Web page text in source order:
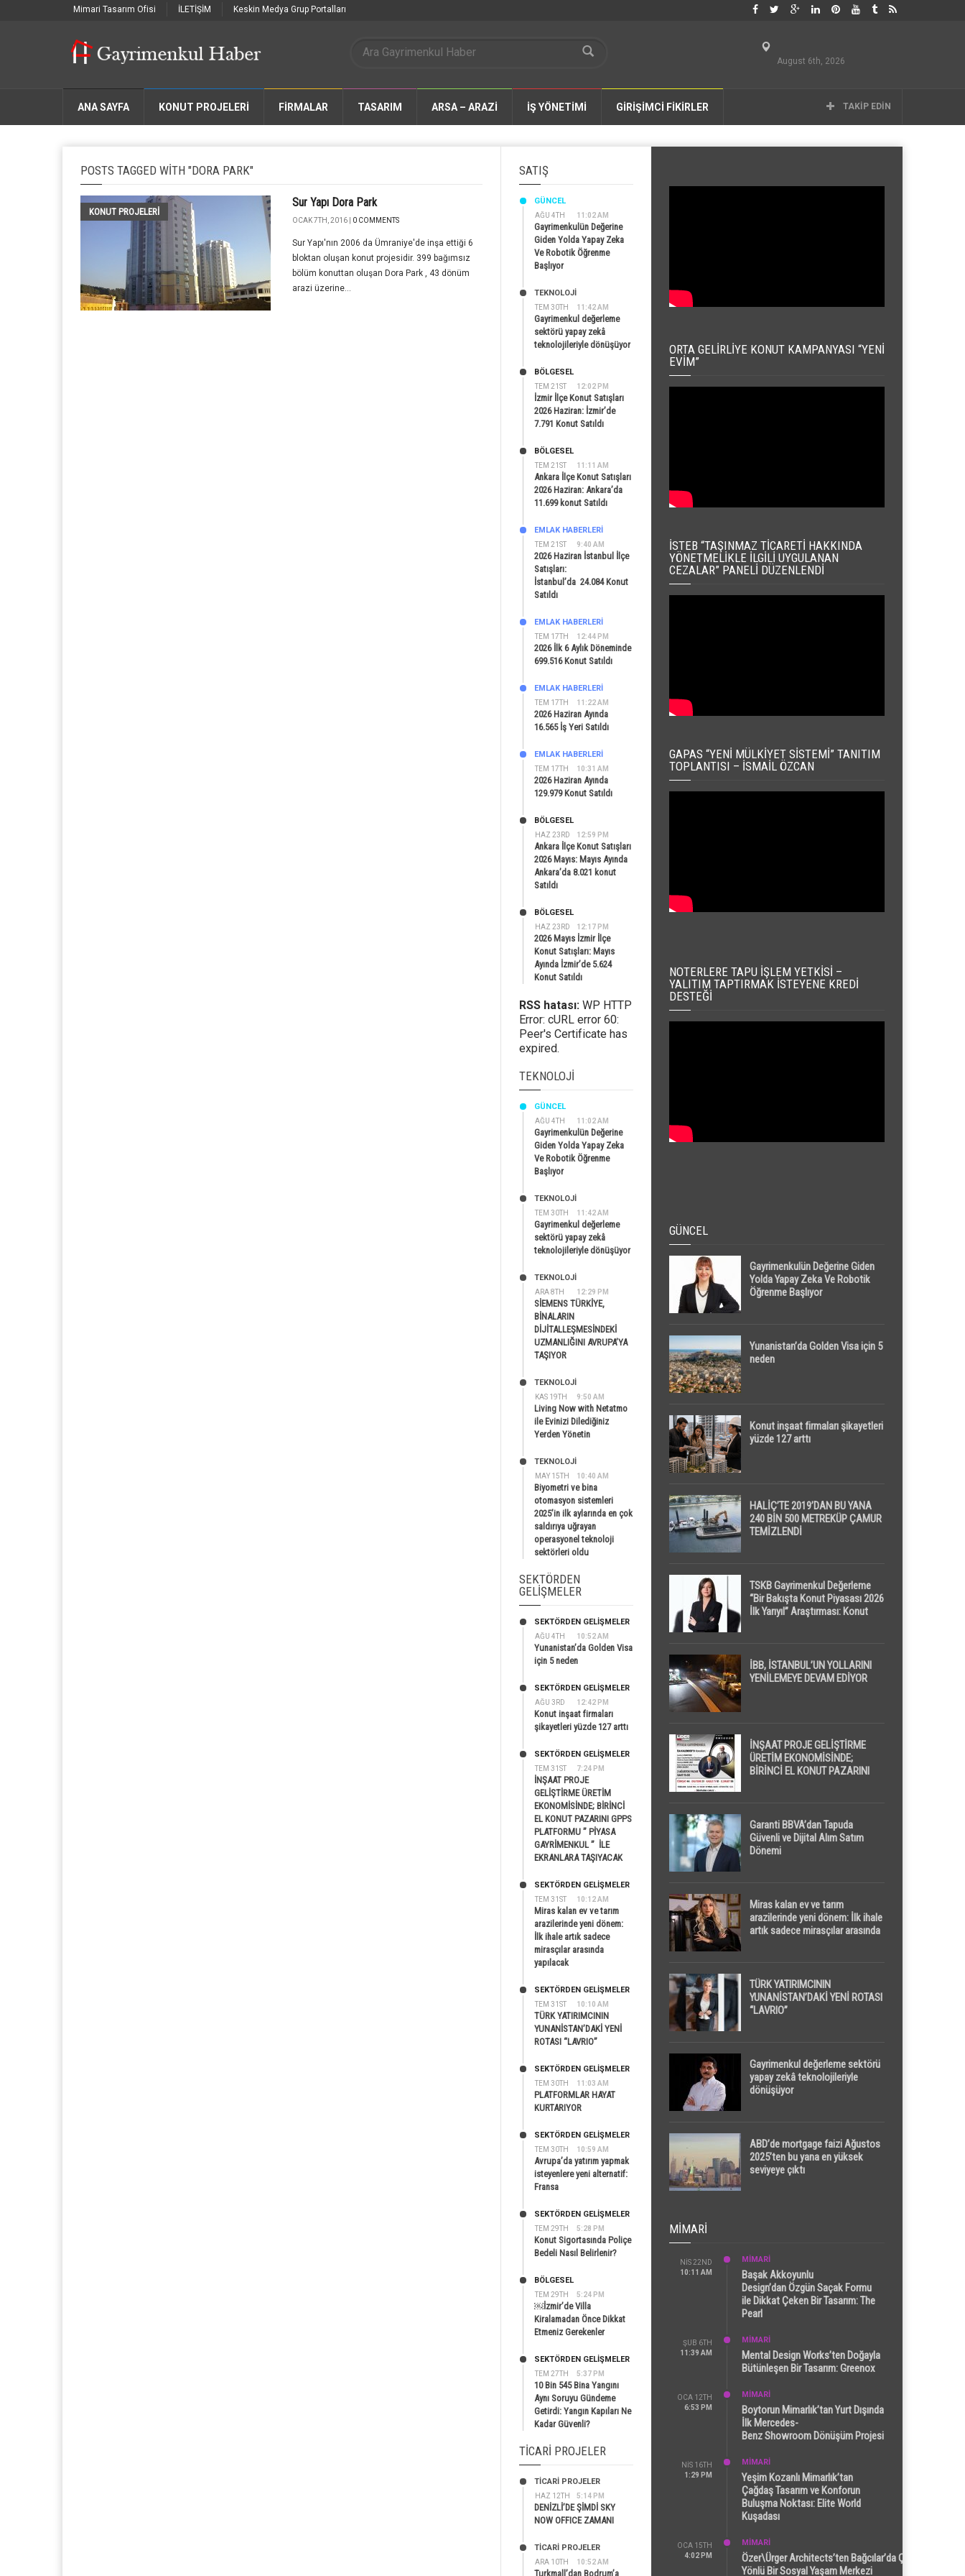
Mimari Tasarım Ofisi İLETİŞİM Keskin Medya Grup Portalları
August 6th, 2026
ANA SAYFA KONUT PROJELERİ FIRMALAR TASARIM ARSA – ARAZİ İŞ YÖNETİMİ GİRİŞİMCİ FİKİRLER TAKIP EDIN
POSTS TAGGED WITH "DORA PARK"
KONUT PROJELERI
Sur Yapı Dora Park
OCAK 7TH, 2016 | 0 COMMENTS
Sur Yapı'nın 2006 da Ümraniye'de inşa ettiği 6
bloktan oluşan konut projesidir. 399 bağımsız
bölüm konuttan oluşan Dora Park , 43 dönüm
arazi üzerine...
SATIŞ
AĞU 4TH 11:02 AM
GÜNCEL
Gayrimenkulün Değerine
Giden Yolda Yapay Zeka
Ve Robotik Öğrenme
Başlıyor
TEM 30TH 11:42 AM
TEKNOLOJİ
Gayrimenkul değerleme
sektörü yapay zekâ
teknolojileriyle dönüşüyor
TEM 21ST 12:02 PM
BÖLGESEL
İzmir İlçe Konut Satışları
2026 Haziran: İzmir’de
7.791 Konut Satıldı
TEM 21ST 11:11 AM
BÖLGESEL
Ankara İlçe Konut Satışları
2026 Haziran: Ankara’da
11.699 konut Satıldı
TEM 21ST 9:40 AM
EMLAK HABERLERI
2026 Haziran İstanbul İlçe
Satışları:
İstanbul’da 24.084 Konut
Satıldı
TEM 17TH 12:44 PM
EMLAK HABERLERI
2026 İlk 6 Aylık Döneminde
699.516 Konut Satıldı
TEM 17TH 11:22 AM
EMLAK HABERLERI
2026 Haziran Ayında
16.565 İş Yeri Satıldı
TEM 17TH 10:31 AM
EMLAK HABERLERI
2026 Haziran Ayında
129.979 Konut Satıldı
HAZ 23RD 12:59 PM
BÖLGESEL
Ankara İlçe Konut Satışları
2026 Mayıs: Mayıs Ayında
Ankara’da 8.021 konut
Satıldı
HAZ 23RD 12:17 PM
BÖLGESEL
2026 Mayıs İzmir İlçe
Konut Satışları: Mayıs
Ayında İzmir’de 5.624
Konut Satıldı
RSS hatası: WP HTTP
Error: cURL error 60:
Peer's Certificate has
expired.
TEKNOLOJI
AĞU 4TH 11:02 AM
GÜNCEL
Gayrimenkulün Değerine
Giden Yolda Yapay Zeka
Ve Robotik Öğrenme
Başlıyor
TEM 30TH 11:42 AM
TEKNOLOJİ
Gayrimenkul değerleme
sektörü yapay zekâ
teknolojileriyle dönüşüyor
ARA 8TH 12:29 PM
TEKNOLOJİ
SİEMENS TÜRKİYE,
BİNALARIN
DİJİTALLEŞMESİNDEKİ
UZMANLIĞINI AVRUPA’YA
TAŞIYOR
KAS 19TH 9:50 AM
TEKNOLOJİ
Living Now with Netatmo
ile Evinizi Dilediğiniz
Yerden Yönetin
MAY 15TH 10:40 AM
TEKNOLOJİ
Biyometri ve bina
otomasyon sistemleri
2025’in ilk aylarında en çok
saldırıya uğrayan
operasyonel teknoloji
sektörleri oldu
SEKTÖRDEN
GELIŞMELER
AĞU 4TH 10:52 AM
SEKTÖRDEN GELIŞMELER
Yunanistan’da Golden Visa
için 5 neden
AĞU 3RD 12:42 PM
SEKTÖRDEN GELIŞMELER
Konut inşaat firmaları
şikayetleri yüzde 127 arttı
TEM 31ST 7:24 PM
SEKTÖRDEN GELIŞMELER
İNŞAAT PROJE
GELİŞTİRME ÜRETİM
EKONOMİSİNDE; BİRİNCİ
EL KONUT PAZARINI GPPS
PLATFORMU ” PİYASA
GAYRİMENKUL ” İLE
EKRANLARA TAŞIYACAK
TEM 31ST 10:12 AM
SEKTÖRDEN GELIŞMELER
Miras kalan ev ve tarım
arazilerinde yeni dönem:
İlk ihale artık sadece
mirasçılar arasında
yapılacak
TEM 31ST 10:10 AM
SEKTÖRDEN GELIŞMELER
TÜRK YATIRIMCININ
YUNANİSTAN’DAKİ YENİ
ROTASI “LAVRIO”
TEM 30TH 11:03 AM
SEKTÖRDEN GELIŞMELER
PLATFORMLAR HAYAT
KURTARIYOR
TEM 30TH 10:59 AM
SEKTÖRDEN GELIŞMELER
Avrupa’da yatırım yapmak
isteyenlere yeni alternatif:
Fransa
TEM 29TH 5:28 PM
SEKTÖRDEN GELIŞMELER
Konut Sigortasında Poliçe
Bedeli Nasıl Belirlenir?
TEM 29TH 5:24 PM
BÖLGESEL
￼İzmir’de Villa
Kiralamadan Önce Dikkat
Etmeniz Gerekenler
TEM 27TH 5:37 PM
SEKTÖRDEN GELIŞMELER
10 Bin 545 Bina Yangını
Aynı Soruyu Gündeme
Getirdi: Yangın Kapıları Ne
Kadar Güvenli?
TICARI PROJELER
HAZ 12TH 5:14 PM
TİCARİ PROJELER
DENİZLİ’DE ŞİMDİ SKY
NOW OFFICE ZAMANI
ARA 10TH 10:52 AM
TİCARİ PROJELER
Turkmall’dan Bodrum’a
ORTA GELIRLIYE KONUT KAMPANYASI “YENI
EVIM”
İSTEB “TAŞINMAZ TICARETI HAKKINDA
YÖNETMELIKLE İLGILI UYGULANAN
CEZALAR” PANELI DÜZENLENDI
GAPAS “YENI MÜLKIYET SISTEMI” TANITIM
TOPLANTISI – İSMAIL ÖZCAN
NOTERLERE TAPU İŞLEM YETKISI –
YALITIM TAPTIRMAK İSTEYENE KREDI
DESTEĞI
GÜNCEL
Gayrimenkulün Değerine Giden
Yolda Yapay Zeka Ve Robotik
Öğrenme Başlıyor
Yunanistan’da Golden Visa için 5
neden
Konut inşaat firmaları şikayetleri
yüzde 127 arttı
HALİÇ’TE 2019’DAN BU YANA
240 BİN 500 METREKÜP ÇAMUR
TEMİZLENDİ
TSKB Gayrimenkul Değerleme
“Bir Bakışta Konut Piyasası 2026
İlk Yarıyıl” Araştırması: Konut
Dikkat Çekti
İBB, İSTANBUL’UN YOLLARINI
YENİLEMEYE DEVAM EDİYOR
İNŞAAT PROJE GELİŞTİRME
ÜRETİM EKONOMİSİNDE;
BİRİNCİ EL KONUT PAZARINI
Garanti BBVA’dan Tapuda
Güvenli ve Dijital Alım Satım
Dönemi
Miras kalan ev ve tarım
arazilerinde yeni dönem: İlk ihale
artık sadece mirasçılar arasında
TÜRK YATIRIMCININ
YUNANİSTAN’DAKİ YENİ ROTASI
“LAVRIO”
Gayrimenkul değerleme sektörü
yapay zekâ teknolojileriyle
dönüşüyor
ABD’de mortgage faizi Ağustos
2025’ten bu yana en yüksek
seviyeye çıktı
MIMARI
NIS 22ND
10:11 AM
MİMARİ
Başak Akkoyunlu
Design’dan Özgün Saçak Formu
ile Dikkat Çeken Bir Tasarım: The
Pearl
ŞUB 6TH
11:39 AM
MİMARİ
Mental Design Works’ten Doğayla
Bütünleşen Bir Tasarım: Greenox
OCA 12TH
6:53 PM
MİMARİ
Boytorun Mimarlık’tan Yurt Dışında
İlk Mercedes-
Benz Showroom Dönüşüm Projesi
NIS 16TH
1:29 PM
MİMARİ
Yeşim Kozanlı Mimarlık’tan
Çağdaş Tasarım ve Konforun
Buluşma Noktası: Elite World
Kuşadası
OCA 15TH
4:02 PM
MİMARİ
Özer\Ürger Architects’ten Bağcılar’da Çok
Yönlü Bir Sosyal Yaşam Merkezi